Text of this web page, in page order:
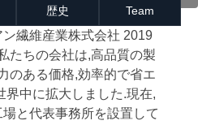
歴史 Team
繊維産業株式会社 2019
たちの会社は,高品質の製
のある価格,効率的で省エ
界中に拡大しました.現在,
と代表事務所を設置して